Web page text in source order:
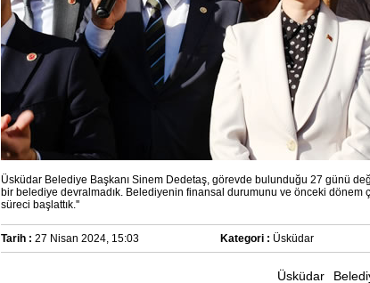
Üsküdar Belediye Başkanı Sinem Dedetaş, görevde bulunduğu 27 günü
bir belediye devralmadık. Belediyenin finansal durumunu ve önceki dönem
süreci başlattık.''
Tarih : 27 Nisan 2024, 15:03 Kategori : Üsküdar
Üsküdar